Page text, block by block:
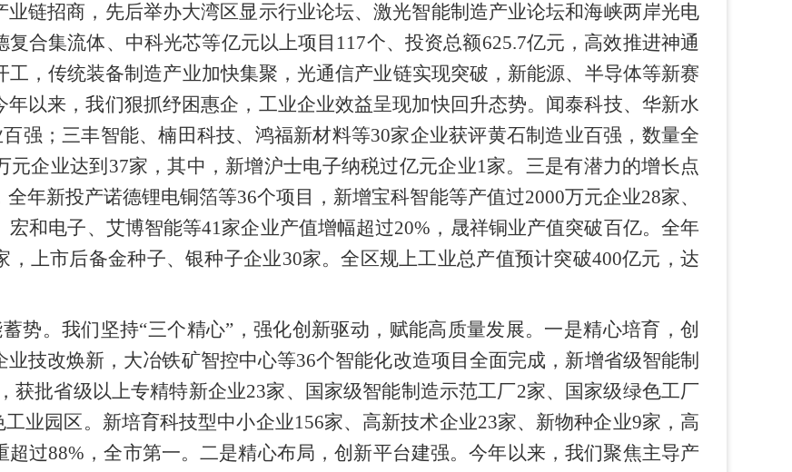
链招商，先后举办大湾区显示行业论坛、激光智能制造产业论坛和海峡两岸光电
合集流体、中科光芯等亿元以上项目117个、投资总额625.7亿元，高效推进神通
，传统装备制造产业加快集聚，光通信产业链实现突破，新能源、半导体等新赛
以来，我们狠抓纾困惠企，工业企业效益呈现加快回升态势。闻泰科技、华新水
强；三丰智能、楠田科技、鸿福新材料等30家企业获评黄石制造业百强，数量全
企业达到37家，其中，新增沪士电子纳税过亿元企业1家。三是有潜力的增长点
年新投产诺德锂电铜箔等36个项目，新增宝科智能等产值过2000万元企业28家、
和电子、艾博智能等41家企业产值增幅超过20%，晟祥铜业产值突破百亿。全年
，上市后备金种子、银种子企业30家。全区规上工业总产值预计突破400亿元，达
势。我们坚持“三个精心”，强化创新驱动，赋能高质量发展。一是精心培育，创
技改焕新，大冶铁矿智控中心等36个智能化改造项目全面完成，新增省级智能制
获批省级以上专精特新企业23家、国家级智能制造示范工厂2家、国家级绿色工厂
业园区。新培育科技型中小企业156家、高新技术企业23家、新物种企业9家，高
过88%，全市第一。二是精心布局，创新平台建强。今年以来，我们聚焦主导产